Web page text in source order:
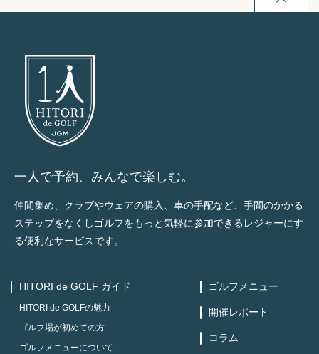
一人で予約、みんなで楽しむ。
仲間集め、クラブやウェアの購入、車の手配など、手間のかかる
ステップをなくしゴルフをもっと気軽に参加できるレジャーにす
る便利なサービスです。
HITORI de GOLF ガイド
HITORI de GOLFの魅力
ゴルフ場が初めての方
ゴルフメニューについて
ゴルフメニュー
開催レポート
コラム